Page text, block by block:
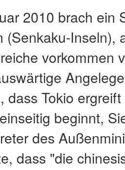
2010 brach ein
(Senkaku-Inseln),
vorkommen
dass Tokio
beginnt,
des
dass "die